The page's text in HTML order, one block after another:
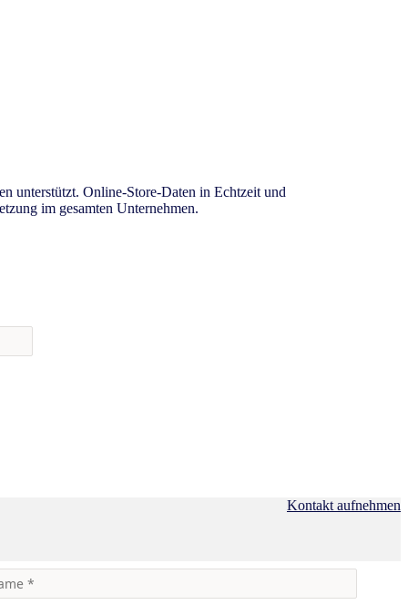
unterstützt. Online-Store-Daten in Echtzeit und
im gesamten Unternehmen.
Kontakt aufnehmen